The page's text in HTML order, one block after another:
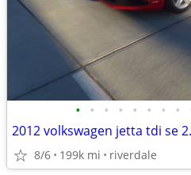
• • • • • • • •
8/6 199k mi riverdale